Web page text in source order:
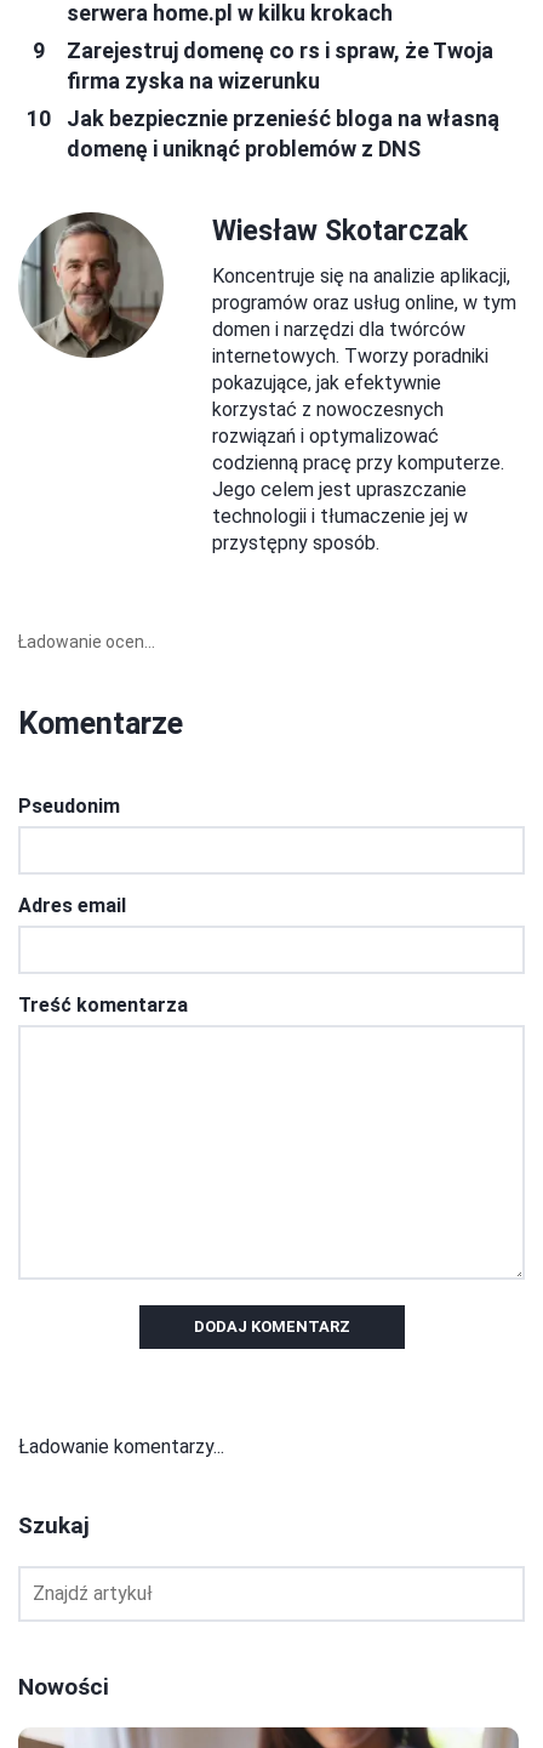
serwera home.pl w kilku krokach
Zarejestruj domenę co rs i spraw, że Twoja
firma zyska na wizerunku
Jak bezpiecznie przenieść bloga na własną
domenę i uniknąć problemów z DNS
Wiesław Skotarczak
Koncentruje się na analizie aplikacji,
programów oraz usług online, w tym
domen i narzędzi dla twórców
internetowych. Tworzy poradniki
pokazujące, jak efektywnie
korzystać z nowoczesnych
rozwiązań i optymalizować
codzienną pracę przy komputerze.
Jego celem jest upraszczanie
technologii i tłumaczenie jej w
przystępny sposób.
Ładowanie ocen...
Komentarze
Pseudonim
Adres email
Treść komentarza
DODAJ KOMENTARZ
Ładowanie komentarzy...
Szukaj
Nowości